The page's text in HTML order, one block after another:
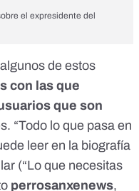
el expresidente del
de estos
con las que
que son
“Todo lo que pasa en
leer en la biografía
(“Lo que necesitas
perrosanxenews,